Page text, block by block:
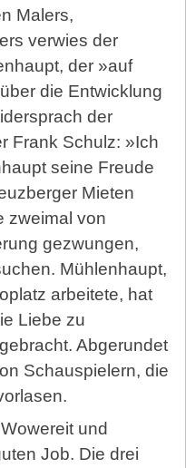
Malers,
verwies der
der »auf
die Entwicklung
der
Frank Schulz: »Ich
seine Freude
Mieten
zweimal von
gezwungen,
Mühlenhaupt,
arbeitete, hat
Liebe zu
Abgerundet
Schauspielern, die
und
Job. Die drei